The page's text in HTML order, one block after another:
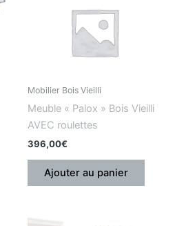
Mobilier Bois Vieilli
Meuble « Palox » Bois Vieilli
AVEC roulettes
396,00€
Ajouter au panier